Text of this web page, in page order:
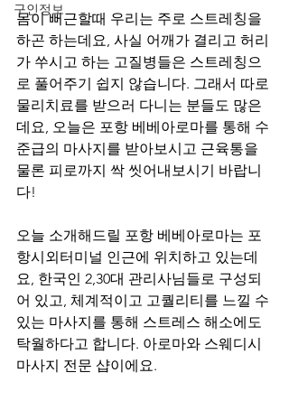
구인정보
몸이 뻐근할때 우리는 주로 스트레칭을
하곤 하는데요, 사실 어깨가 결리고 허리
가 쑤시고 하는 고질병들은 스트레칭으
로 풀어주기 쉽지 않습니다. 그래서 따로
물리치료를 받으러 다니는 분들도 많은
데요, 오늘은 포항 베베아로마를 통해 수
준급의 마사지를 받아보시고 근육통을
물론 피로까지 싹 씻어내보시기 바랍니
다!
오늘 소개해드릴 포항 베베아로마는 포
항시외터미널 인근에 위치하고 있는데
요, 한국인 2,30대 관리사님들로 구성되
어 있고, 체계적이고 고퀄리티를 느낄 수
있는 마사지를 통해 스트레스 해소에도
탁월하다고 합니다. 아로마와 스웨디시
마사지 전문 샵이에요.